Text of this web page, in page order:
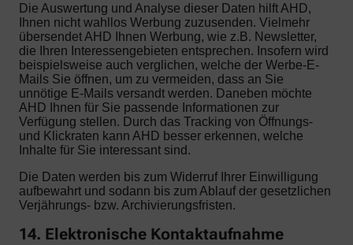
Die Auswertung und Analyse dieser Daten hilft AHD,
Ihnen nicht wahllos Werbung zuzusenden. Vielmehr
übersendet AHD Ihnen Werbung, wie z.B. Newsletter,
die Ihren Interessengebieten entsprechen. Insofern wird
beispielsweise auch verglichen, welche der Werbe-E-
Mails Sie öffnen, um zu vermeiden, dass an Sie
unnötige E-Mails versandt werden. Daneben möchte
AHD Ihnen für Sie passende Informationen zur
Verfügung stellen. Durch das Tracking von Öffnungs-
und Klickraten kann AHD besser erkennen, welche
Inhalte für Sie interessant sind.
Die Daten werden bis zum Widerruf Ihrer Einwilligung
aufbewahrt und sodann bis zum Ablauf der gesetzlichen
Verjährungs- bzw. Archivierungsfristen.
14. Elektronische Kontaktaufnahme